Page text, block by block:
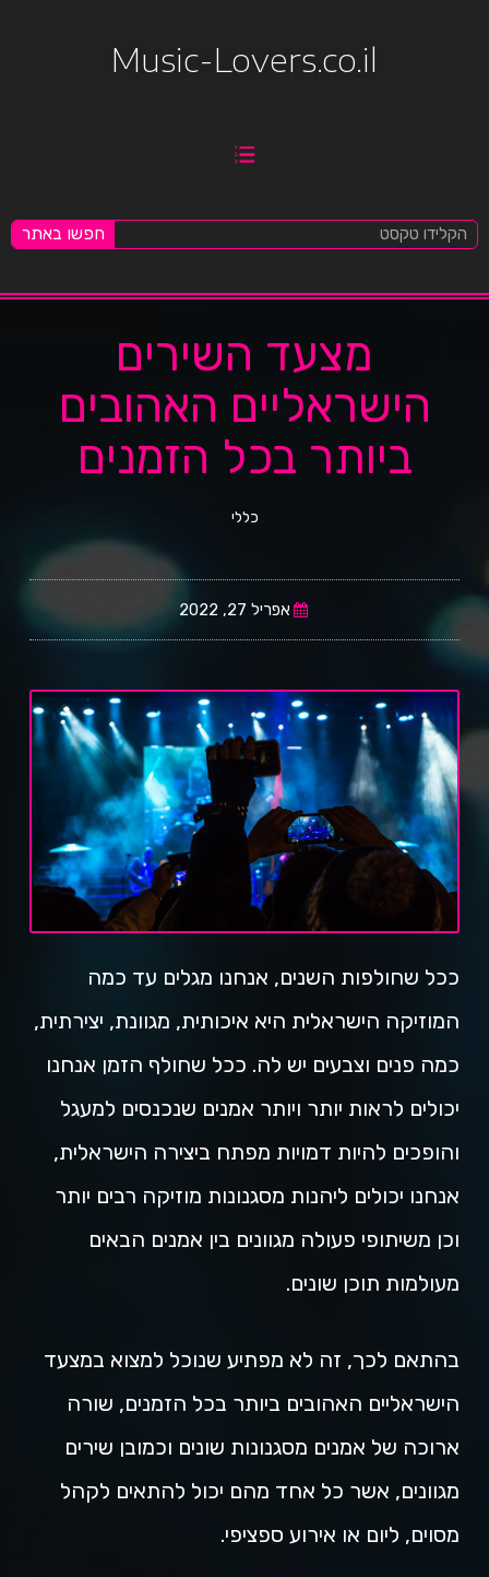
Music-Lovers.co.il
חפשו באתר
מצעד השירים
הישראליים האהובים
ביותר בכל הזמנים
כללי
אפריל 27, 2022
ככל שחולפות השנים, אנחנו מגלים עד כמה
המוזיקה הישראלית היא איכותית, מגוונת, יצירתית,
כמה פנים וצבעים יש לה. ככל שחולף הזמן אנחנו
יכולים לראות יותר ויותר אמנים שנכנסים למעגל
והופכים להיות דמויות מפתח ביצירה הישראלית,
אנחנו יכולים ליהנות מסגנונות מוזיקה רבים יותר
וכן משיתופי פעולה מגוונים בין אמנים הבאים
מעולמות תוכן שונים.
בהתאם לכך, זה לא מפתיע שנוכל למצוא במצעד
הישראליים האהובים ביותר בכל הזמנים, שורה
ארוכה של אמנים מסגנונות שונים וכמובן שירים
מגוונים, אשר כל אחד מהם יכול להתאים לקהל
מסוים, ליום או אירוע ספציפי.